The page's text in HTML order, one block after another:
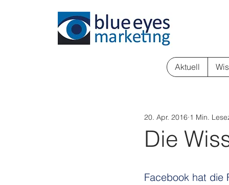
Aktuell
Die
20. Apr. 2016 1 Min.
Facebook hat die